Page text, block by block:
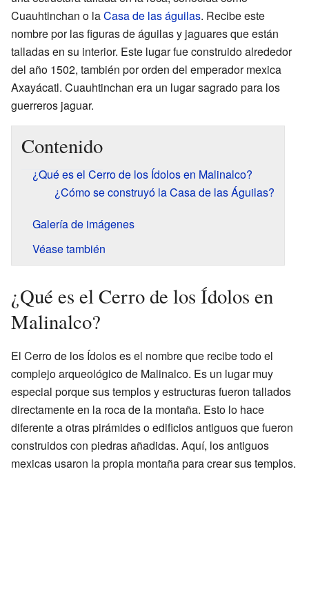
Cuauhtinchan o laCasa de las águilas. Recibe este
nombre por las figuras de águilas y jaguares que están
talladas en su interior. Este lugar fue construido alrededor
del año 1502, también por orden del emperador mexica
Axayácatl. Cuauhtinchan era un lugar sagrado para los
guerreros jaguar.
Contenido
¿Qué es el Cerro de los Ídolos en Malinalco?
¿Cómo se construyó la Casa de las Águilas?
Galería de imágenes
Véase también
¿Qué es el Cerro de los Ídolos en
Malinalco?
El Cerro de los Ídolos es el nombre que recibe todo el
complejo arqueológico de Malinalco. Es un lugar muy
especial porque sus templos y estructuras fueron tallados
directamente en la roca de la montaña. Esto lo hace
diferente a otras pirámides o edificios antiguos que fueron
construidos con piedras añadidas. Aquí, los antiguos
mexicas usaron la propia montaña para crear sus templos.